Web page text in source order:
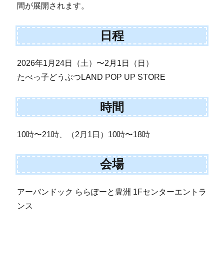
間が展開されます。
日程
2026年1月24日（土）〜2月1日（日）
たべっ子どうぶつLAND POP UP STORE
時間
10時〜21時、（2月1日）10時〜18時
会場
アーバンドック ららぽーと豊洲 1Fセンターエントラ
ンス